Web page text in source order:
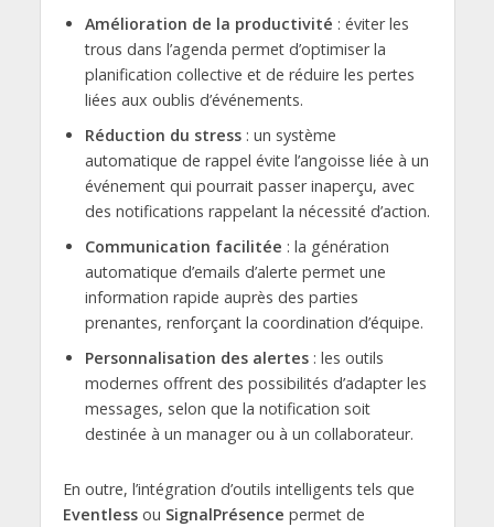
Amélioration de la productivité : éviter les
trous dans l’agenda permet d’optimiser la
planification collective et de réduire les pertes
liées aux oublis d’événements.
Réduction du stress: un système
automatique de rappel évite l’angoisse liée à un
événement qui pourrait passer inaperçu, avec
des notifications rappelant la nécessité d’action.
Communication facilitée : la génération
automatique d’emails d’alerte permet une
information rapide auprès des parties
prenantes, renforçant la coordination d’équipe.
Personnalisation des alertes: les outils
modernes offrent des possibilités d’adapter les
messages, selon que la notification soit
destinée à un manager ou à un collaborateur.
En outre, l’intégration d’outils intelligents tels que
Eventlessou SignalPrésence permet de